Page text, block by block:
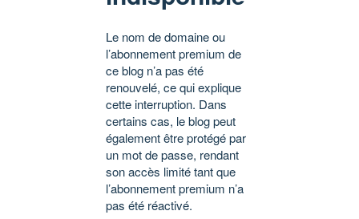
Le nom de domaine ou
l’abonnement premium de
ce blog n’a pas été
renouvelé, ce qui explique
cette interruption. Dans
certains cas, le blog peut
également être protégé par
un mot de passe, rendant
son accès limité tant que
l’abonnement premium n’a
pas été réactivé.